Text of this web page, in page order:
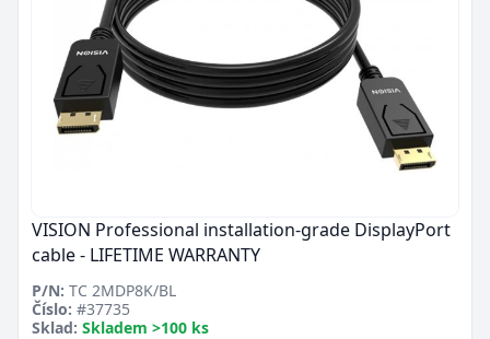
VISION Professional installation-grade DisplayPort
cable - LIFETIME WARRANTY
P/N: TC 2MDP8K/BL
Číslo: #37735
Sklad: Skladem >100 ks